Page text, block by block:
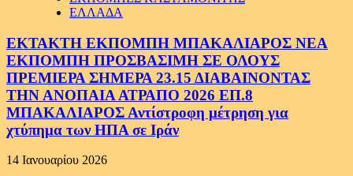
ΕΛΛΑΔΑ
ΕΚΤΑΚΤΗ ΕΚΠΟΜΠΗ ΜΠΑΚΑΛΙΑΡΟΣ ΝΕΑ
ΕΚΠΟΜΠΗ ΠΡΟΣΒΑΣΙΜΗ ΣΕ ΟΛΟΥΣ
ΠΡΕΜΙΕΡΑ ΣΗΜΕΡΑ 23.15 ΔΙΑΒΑΙΝΟΝΤΑΣ
ΤΗΝ ΑΝΟΠΑΙΑ ΑΤΡΑΠΟ 2026 ΕΠ.8
ΜΠΑΚΑΛΙΑΡΟΣ Αντίστροφη μέτρηση για
χτύπημα των ΗΠΑ σε Ιράν
14 Ιανουαρίου 2026